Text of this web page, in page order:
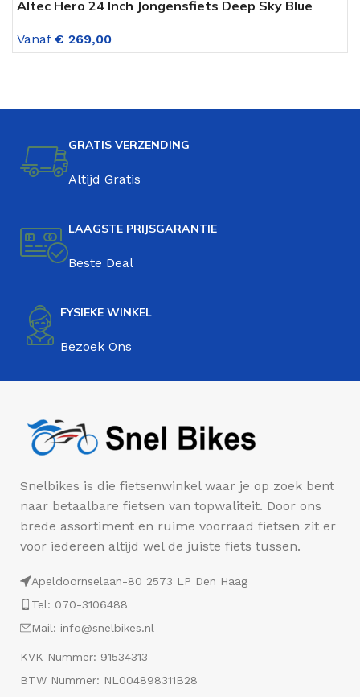
Altec Hero 24 Inch Jongensfiets Deep Sky Blue
Vanaf € 269,00
GRATIS VERZENDING
Altijd Gratis
LAAGSTE PRIJSGARANTIE
Beste Deal
FYSIEKE WINKEL
Bezoek Ons
Snelbikes is die fietsenwinkel waar je op zoek bent
naar betaalbare fietsen van topwaliteit. Door ons
brede assortiment en ruime voorraad fietsen zit er
voor iedereen altijd wel de juiste fiets tussen.
Apeldoornselaan-80 2573 LP Den Haag
Tel: 070-3106488
Mail: info@snelbikes.nl
KVK Nummer: 91534313
BTW Nummer: NL004898311B28